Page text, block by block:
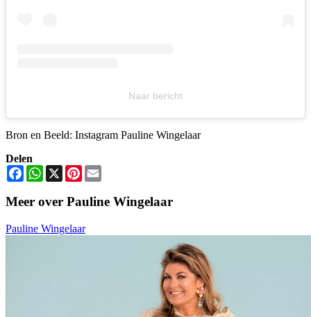
Naar bericht
Bron en Beeld: Instagram Pauline Wingelaar
Delen
FacebookWhatsApp
X Pinterest
Meer over Pauline Wingelaar
Pauline Wingelaar